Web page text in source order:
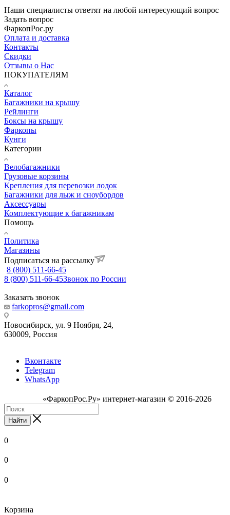
Наши специалисты ответят на любой интересующий вопрос
Задать вопрос
ФаркопРос.ру
Оплата и доставка
Контакты
Скидки
Отзывы о Нас
ПОКУПАТЕЛЯМ
Каталог
Багажники на крышу
Рейлинги
Боксы на крышу
Фаркопы
Кунги
Категории
Велобагажники
Грузовые корзины
Крепления для перевозки лодок
Багажники для лыж и сноубордов
Аксессуары
Комплектующие к багажникам
Помощь
Политика
Магазины
Подписаться на рассылку
8 (800) 511-66-45
8 (800) 511-66-45Звонок по России
Заказать звонок
farkopros@gmail.com
Новосибирск, ул. 9 Ноября, 24,
630009, Россия
Вконтакте
Telegram
WhatsApp
«ФаркопРос.Ру» интернет-магазин © 2016-2026
Найти
0
0
0
Корзина